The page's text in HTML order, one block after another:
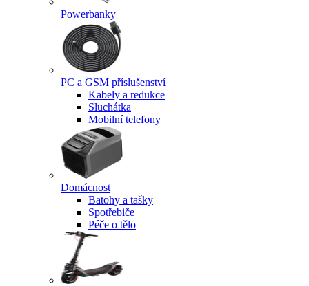
Powerbanky
PC a GSM příslušenství
Kabely a redukce
Sluchátka
Mobilní telefony
Domácnost
Batohy a tašky
Spotřebiče
Péče o tělo